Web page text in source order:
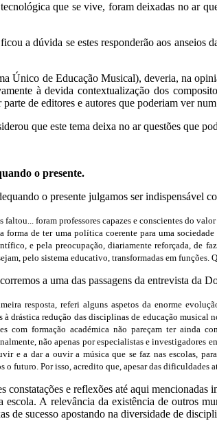
que se vive, foram deixadas no ar
a dúvida se estes responderão aos anseios
Único de Educação Musical), deveria, na
à devida contextualização dos
parte de editores e autores que poderiam ver
que este tema deixa no ar questões que
o presente.
o presente julgamos ser indispensável
faltou... foram professores capazes e conscientes do
forma de ter uma política coerente para uma
e pela preocupação, diariamente reforçada, de
pelo sistema educativo, transformadas em funções.
a uma das passagens da entrevista da
resposta, referi alguns aspetos da enorme
à drástica redução das disciplinas de educação
com formação académica não pareçam ter ainda
não apenas por especialistas e investigadores
e a dar a ouvir a música que se faz nas escolas,
o futuro. Por isso, acredito que, apesar das
constatações e reflexões até aqui
escola. A relevância da existência de outros
de sucesso apostando na diversidade de